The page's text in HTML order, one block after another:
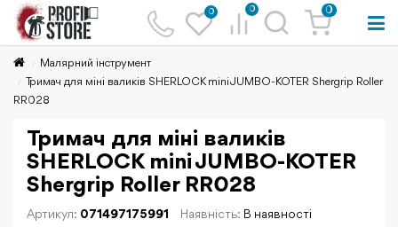
0 0 0
Малярний інструмент
Тримач для міні валиків SHERLOCK mini JUMBO-KOTER Shergrip Roller
RR028
Тримач для міні валиків
SHERLOCK mini JUMBO-KOTER
Shergrip Roller RR028
Артикул: 071497175991 Наявність: В наявності